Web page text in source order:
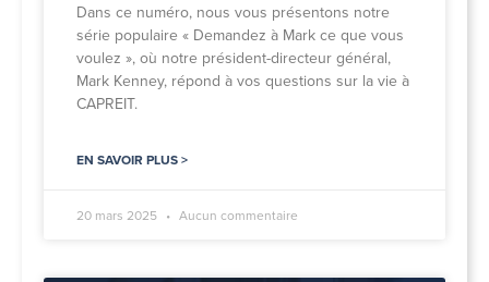
Dans ce numéro, nous vous présentons notre
série populaire « Demandez à Mark ce que vous
voulez », où notre président-directeur général,
Mark Kenney, répond à vos questions sur la vie à
CAPREIT.
EN SAVOIR PLUS >
20 mars 2025 Aucun commentaire